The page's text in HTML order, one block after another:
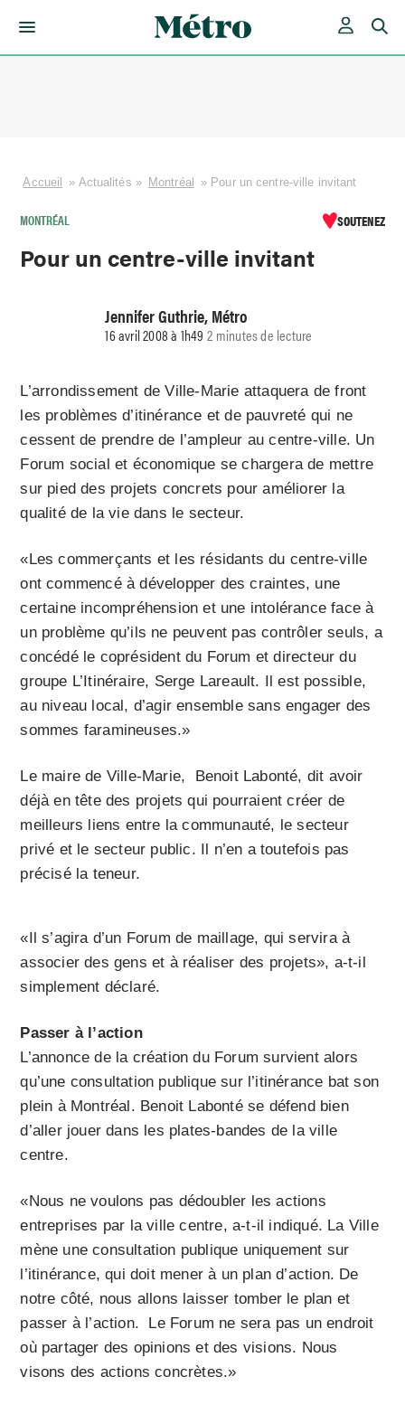
Accueil » Actualités » Montréal » Pour un centre-ville invitant
MONTRÉAL SOUTENEZ
Pour un centre-ville invitant
Jennifer Guthrie, Métro
16 avril 2008 à 1h49 2 minutes de lecture
L’arrondissement de Ville-Marie attaquera de front
les problèmes d’itinérance et de pauvreté qui ne
cessent de prendre de l’ampleur au centre-ville. Un
Forum social et économique se chargera de mettre
sur pied des projets concrets pour améliorer la
qualité de la vie dans le secteur.
«Les commerçants et les résidants du centre-ville
ont commencé à développer des craintes, une
certaine incompréhension et une intolérance face à
un problème qu’ils ne peuvent pas contrôler seuls, a
concédé le coprésident du Forum et directeur du
groupe L’Itinéraire, Serge Lareault. Il est possible,
au niveau local, d’agir ensemble sans engager des
sommes faramineuses.»
Le maire de Ville-Marie, Benoit Labonté, dit avoir
déjà en tête des projets qui pourraient créer de
meilleurs liens entre la communauté, le secteur
privé et le secteur public. Il n’en a toutefois pas
précisé la teneur.
«Il s’agira d’un Forum de maillage, qui servira à
associer des gens et à réaliser des projets», a-t-il
simplement déclaré.
Passer à l’action
L’annonce de la création du Forum survient alors
qu’une consultation publique sur l’itinérance bat son
plein à Mont­réal. Benoit Labonté se défend bien
d’aller jouer dans les plates-bandes de la ville
centre.
«Nous ne voulons pas dédoubler les actions
entreprises par la ville centre, a-t-il indiqué. La Ville
mène une consultation publique uniquement sur
l’itinérance, qui doit mener à un plan d’action. De
notre côté, nous allons laisser tomber le plan et
passer à l’action. Le Forum ne sera pas un endroit
où partager des opinions et des visions. Nous
visons des actions concrètes.»